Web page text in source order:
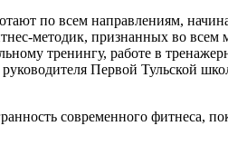
по всем направлениям,
методик, признанных во
тренингу, работе в
Первой Тульской
современного фитнеса,